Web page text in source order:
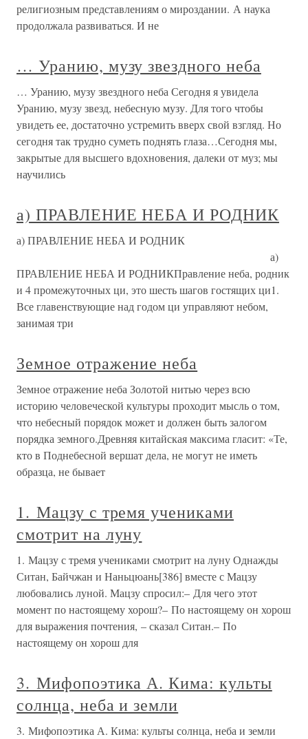
религиозным представлениям о мироздании. А наука
продолжала развиваться. И не
… Уранию, музу звездного неба
… Уранию, музу звездного неба Сегодня я увидела
Уранию, музу звезд, небесную музу. Для того чтобы
увидеть ее, достаточно устремить вверх свой взгляд. Но
сегодня так трудно суметь поднять глаза…Сегодня мы,
закрытые для высшего вдохновения, далеки от муз; мы
научились
а) ПРАВЛЕНИЕ НЕБА И РОДНИК
а) ПРАВЛЕНИЕ НЕБА И РОДНИК
а)
ПРАВЛЕНИЕ НЕБА И РОДНИКПравление неба, родник
и 4 промежуточных ци, это шесть шагов гостящих ци1.
Все главенствующие над годом ци управляют небом,
занимая три
Земное отражение неба
Земное отражение неба Золотой нитью через всю
историю человеческой культуры проходит мысль о том,
что небесный порядок может и должен быть залогом
порядка земного.Древняя китайская максима гласит: «Те,
кто в Поднебесной вершат дела, не могут не иметь
образца, не бывает
1. Мацзу с тремя учениками
смотрит на луну
1. Мацзу с тремя учениками смотрит на луну Однажды
Ситан, Байчжан и Наньцюань[386] вместе с Мацзу
любовались луной. Мацзу спросил:– Для чего этот
момент по настоящему хорош?– По настоящему он хорош
для выражения почтения, – сказал Ситан.– По
настоящему он хорош для
3. Мифопоэтика А. Кима: культы
солнца, неба и земли
3. Мифопоэтика А. Кима: культы солнца, неба и земли